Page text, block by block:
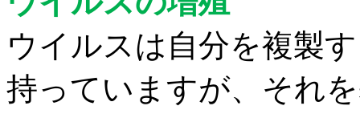
ウイルスは自分を複製
持っていますが、それ